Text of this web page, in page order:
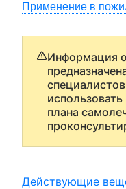
Применение в
Информация
плана
Действующие